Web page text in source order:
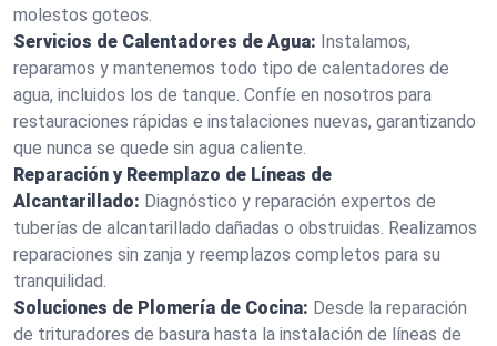
molestos goteos.
Servicios de Calentadores de Agua: Instalamos,
reparamos y mantenemos todo tipo de calentadores de
agua, incluidos los de tanque. Confíe en nosotros para
restauraciones rápidas e instalaciones nuevas, garantizando
que nunca se quede sin agua caliente.
Reparación y Reemplazo de Líneas de
Alcantarillado: Diagnóstico y reparación expertos de
tuberías de alcantarillado dañadas o obstruidas. Realizamos
reparaciones sin zanja y reemplazos completos para su
tranquilidad.
Soluciones de Plomería de Cocina: Desde la reparación
de trituradores de basura hasta la instalación de líneas de